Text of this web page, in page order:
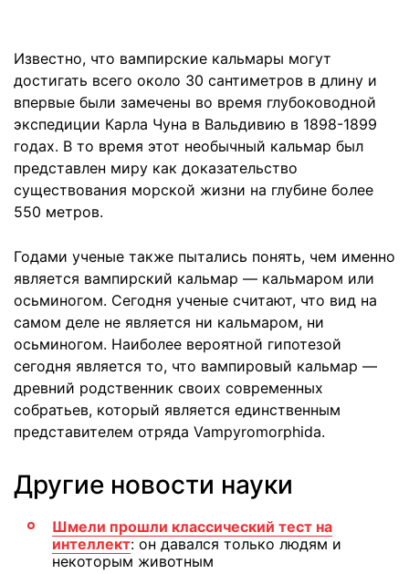
Известно, что вампирские кальмары могут
достигать всего около 30 сантиметров в длину и
впервые были замечены во время глубоководной
экспедиции Карла Чуна в Вальдивию в 1898-1899
годах. В то время этот необычный кальмар был
представлен миру как доказательство
существования морской жизни на глубине более
550 метров.
Годами ученые также пытались понять, чем именно
является вампирский кальмар — кальмаром или
осьминогом. Сегодня ученые считают, что вид на
самом деле не является ни кальмаром, ни
осьминогом. Наиболее вероятной гипотезой
сегодня является то, что вампировый кальмар —
древний родственник своих современных
собратьев, который является единственным
представителем отряда Vampyromorphida.
Другие новости науки
Шмели прошли классический тест на
интеллект: он давался только людям и
некоторым животным